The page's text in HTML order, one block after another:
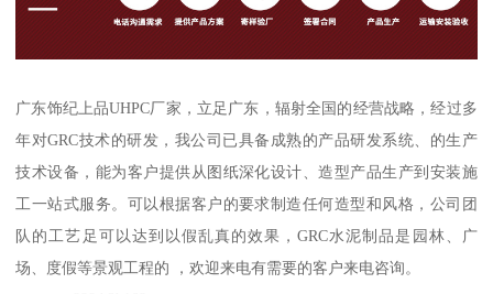
广东饰纪上品UHPC厂家，立足广东，辐射全国的经营战略，经过多
年对GRC技术的研发，我公司已具备成熟的产品研发系统、的生产
技术设备，能为客户提供从图纸深化设计、造型产品生产到安装施
工一站式服务。可以根据客户的要求制造任何造型和风格，公司团
队的工艺足可以达到以假乱真的效果，GRC水泥制品是园林、广
场、度假等景观工程的 ，欢迎来电有需要的客户来电咨询。